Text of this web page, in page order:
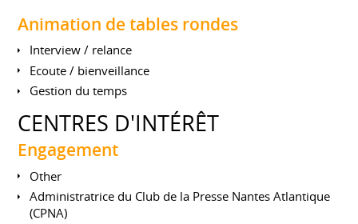
Animation de tables rondes
Interview / relance
Ecoute / bienveillance
Gestion du temps
CENTRES D'INTÉRÊT
Engagement
Other
Administratrice du Club de la Presse Nantes Atlantique
(CPNA)